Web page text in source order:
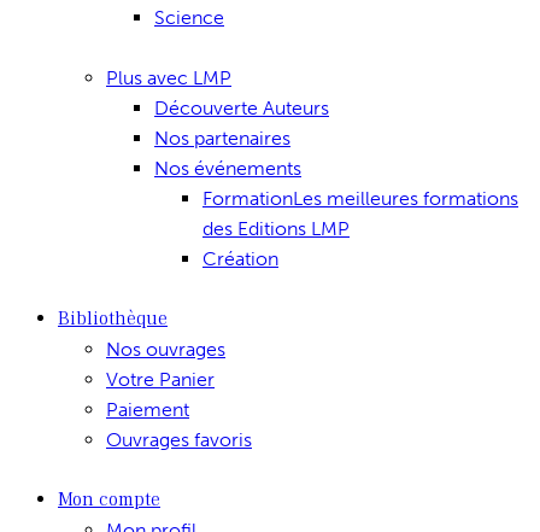
Science
Plus avec LMP
Découverte Auteurs
Nos partenaires
Nos événements
FormationLes meilleures formations
des Editions LMP
Création
Bibliothèque
Nos ouvrages
Votre Panier
Paiement
Ouvrages favoris
Mon compte